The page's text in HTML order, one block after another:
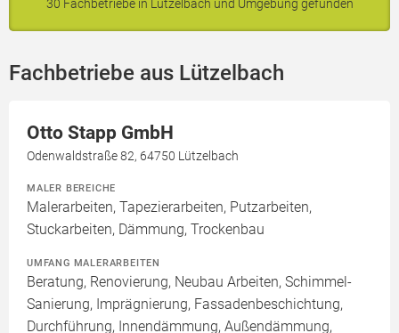
30 Fachbetriebe in Lützelbach und Umgebung gefunden
Fachbetriebe aus Lützelbach
Otto Stapp GmbH
Odenwaldstraße 82, 64750 Lützelbach
MALER BEREICHE
Malerarbeiten, Tapezierarbeiten, Putzarbeiten,
Stuckarbeiten, Dämmung, Trockenbau
UMFANG MALERARBEITEN
Beratung, Renovierung, Neubau Arbeiten, Schimmel-
Sanierung, Imprägnierung, Fassadenbeschichtung,
Durchführung, Innendämmung, Außendämmung,